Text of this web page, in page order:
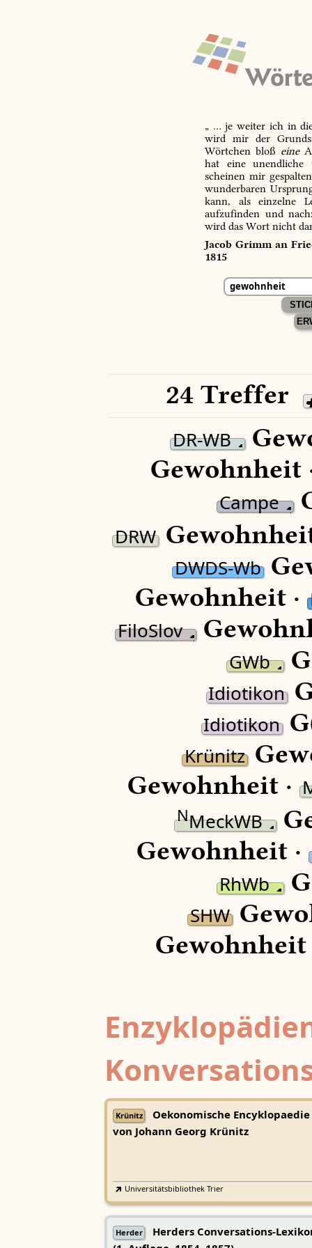
„ … je weiter ich in
wird mir der
Wörtchen bloß eine
hat eine unendliche
scheinen mir
wunderbaren
kann, als einzelne
aufzufinden und
wird das Wort nicht
Jacob Grimm an
1815
24 Treffer
DR-WB
Gewohnheit
Campe
DRW
DWDS-Wb
Gewohnheit ·
FiloSlov
GWb
Idiotikon
Idiotikon
Krünitz
Gewohnheit ·
NMeckWB
Gewohnheit ·
RhWb
SHW
Gewohnheit
Krünitz
Oekonomische Encyklopaedie
von Johann Georg Krünitz
Universitätsbibliothek Trier
Herder
Herders Conversations-